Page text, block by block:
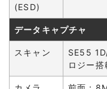
(ESD)
データキャプチャ
スキャン
SE55
ロジー